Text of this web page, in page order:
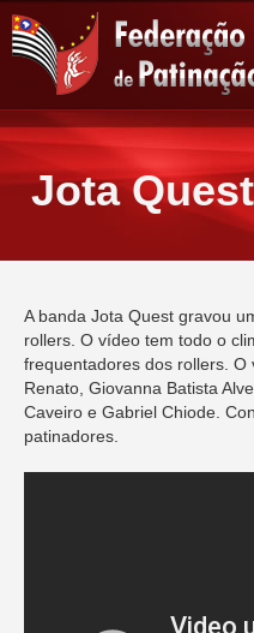
Jota
A banda Jota Quest gravou
rollers. O vídeo tem todo o
frequentadores dos rollers.
Renato, Giovanna Batista
Caveiro e Gabriel Chiode.
patinadores.